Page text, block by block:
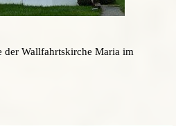
der Wallfahrtskirche Maria im